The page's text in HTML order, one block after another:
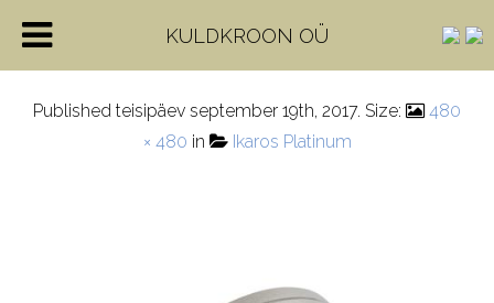
mpt18
Published teisipäev september 19th, 2017. Size:
480
× 480 in Ikaros Platinum
KULDKROON OÜ